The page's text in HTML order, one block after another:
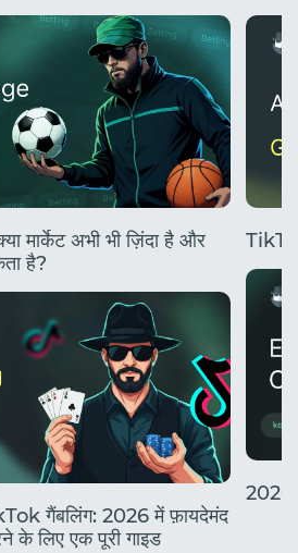
मार्केट अभी भी ज़िंदा है और
है?
गैंबलिंग: 2026 में फ़ायदेमंद
के लिए एक पूरी गाइड
2026